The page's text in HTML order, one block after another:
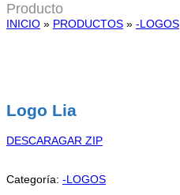
Producto
INICIO » PRODUCTOS » -LOGOS
Logo Lia
DESCARAGAR ZIP
Categoría: -LOGOS